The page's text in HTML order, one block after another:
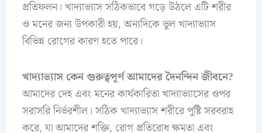
প্রতিফলন। খাদ্যাভ্যাস সঠিকভাবে গড়ে উঠলে এটি শরীর
ও মনের জন্য উপকারী হয়, অন্যদিকে ভুল খাদ্যাভ্যাস
বিভিন্ন রোগের কারণ হতে পারে।
খাদ্যাভ্যাস কেন গুরুত্বপূর্ণ আমাদের দৈনন্দিন জীবনে?
আমাদের দেহ এবং মনের কার্যকারিতা খাদ্যাভ্যাসের ওপর
সরাসরি নির্ভরশীল। সঠিক খাদ্যাভ্যাস শরীরে পুষ্টি সরবরাহ
করে, যা আমাদের শক্তি, রোগ প্রতিরোধ ক্ষমতা এবং